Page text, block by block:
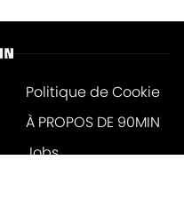
Politique de Cookie
À PROPOS DE 90MIN
Jobs